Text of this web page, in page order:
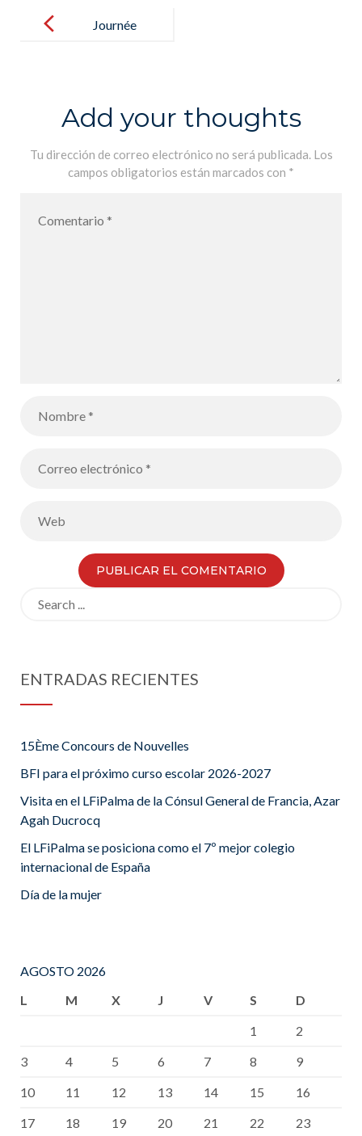
navigation
Journée
internacional
de la Mujer
Add your thoughts
Tu dirección de correo electrónico no será publicada. Los
campos obligatorios están marcados con *
ENTRADAS RECIENTES
15Ème Concours de Nouvelles
BFI para el próximo curso escolar 2026-2027
Visita en el LFiPalma de la Cónsul General de Francia, Azar
Agah Ducrocq
El LFiPalma se posiciona como el 7º mejor colegio
internacional de España
Día de la mujer
AGOSTO 2026
L
M X J V S
D
1
2
3
4 5 6 7 8
9
10
11 12 13 14 15
16
17
18 19 20 21 22 23